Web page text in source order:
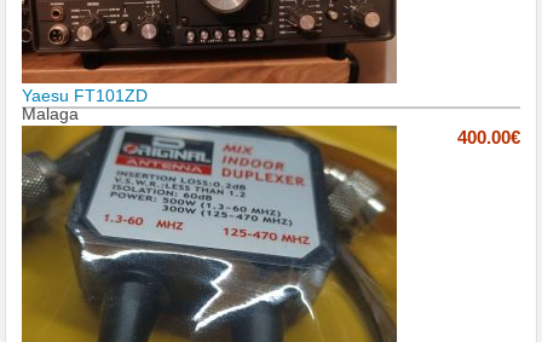
Yaesu FT101ZD
Malaga
400.00€